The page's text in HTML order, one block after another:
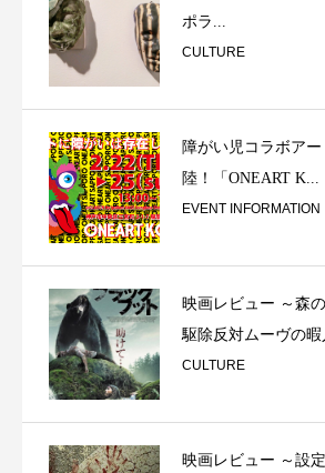
ポラ...
CULTURE
障がい児コラボア
陸！「ONEART K...
EVENT INFORMATION
映画レビュー ～森
駆除反対ムーヴの暇
CULTURE
映画レビュー ～設